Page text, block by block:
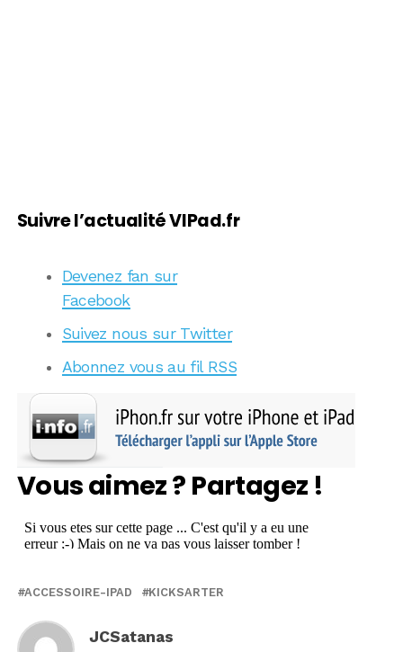
Suivre l’actualité VIPad.fr
Devenez fan sur
Facebook
Suivez nous sur Twitter
Abonnez vous au fil RSS
Vous aimez ? Partagez !
ACCESSOIRE-IPAD KICKSARTER
JCSatanas